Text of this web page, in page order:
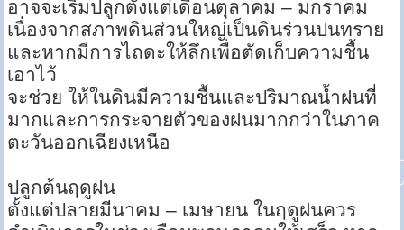
อาจจะเริ่มปลูกตั้งแต่เดือนตุลาคม – มกราคม
เนื่องจากสภาพดินส่วนใหญ่เป็นดินร่วนปนทราย
และหากมีการไถดะให้ลึกเพื่อตัดเก็บความชื้น
เอาไว้
จะช่วย ให้ในดินมีความชื้นและปริมาณน้ำฝนที่
มากและการกระจายตัวของฝนมากกว่าในภาค
ตะวันออกเฉียงเหนือ
ปลูกต้นฤดูฝน
ตั้งแต่ปลายมีนาคม – เมษายน ในฤดูฝนควร